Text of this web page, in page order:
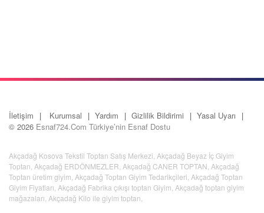
İletişim Kurumsal Yardım Gizlilik Bildirimi
Yasal Uyarı
© 2026 Esnaf724.Com Türkiye’nin Esnaf Dostu
Akçadağ Kosova Tekstil Toptan Satış Merkezi Akçadağ Beyaz İç Giyim
Toptan Akçadağ ERDÖNMEZLER Akçadağ CANER TOPTAN Akçadağ
Toptan üretim giyim Akçadağ Toptan Giyim Tedarikçileri Akçadağ Toptan
Giyim Fiyatları Akçadağ Fabrika çıkışı toptan Giyim Akçadağ toptan giyim
mağazaları Akçadağ Kilo ile giyim toptan